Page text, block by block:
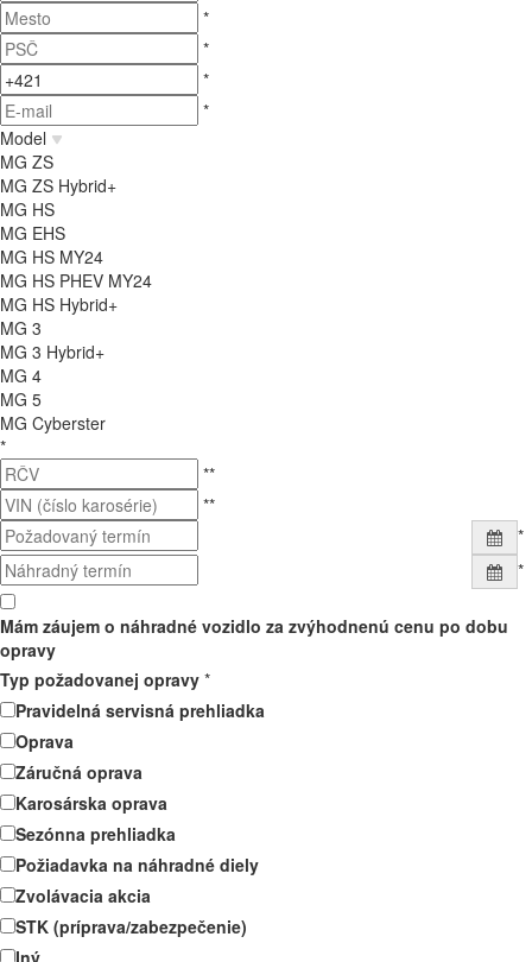
*
*
*
*
Model
MG ZS
MG ZS Hybrid+
MG HS
MG EHS
MG HS MY24
MG HS PHEV MY24
MG HS Hybrid+
MG 3
MG 3 Hybrid+
MG 4
MG 5
MG Cyberster
*
**
**
*
*
Mám záujem o náhradné vozidlo za zvýhodnenú cenu po dobu
opravy
Typ požadovanej opravy *
Pravidelná servisná prehliadka
Oprava
Záručná oprava
Karosárska oprava
Sezónna prehliadka
Požiadavka na náhradné diely
Zvolávacia akcia
STK (príprava/zabezpečenie)
Iný